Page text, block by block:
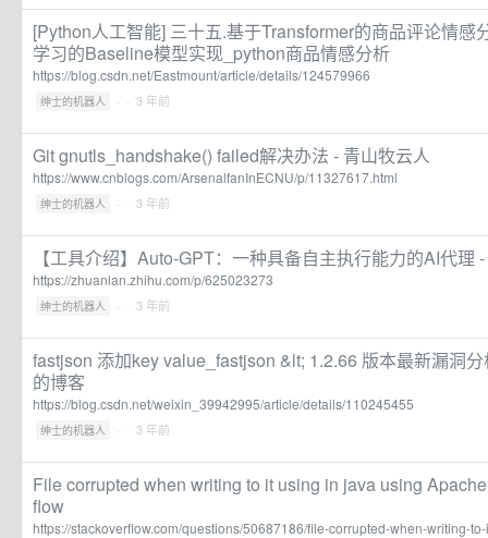
[Python人工智能] 三十五.基于Transformer的商品评论情感
学习的Baseline模型实现_python商品情感分析
https://blog.csdn.net/Eastmount/article/details/124579966
绅士的机器人 · · 3 年前
Git gnutls_handshake() failed解决办法 - 青山牧云人
https://www.cnblogs.com/ArsenalfanInECNU/p/11327617.html
绅士的机器人 · · 3 年前
【工具介绍】Auto-GPT：一种具备自主执行能力的AI代理 -
https://zhuanlan.zhihu.com/p/625023273
绅士的机器人 · · 3 年前
fastjson 添加key value_fastjson &lt; 1.2.66 版本最新漏洞
的博客
https://blog.csdn.net/weixin_39942995/article/details/110245455
绅士的机器人 · · 3 年前
File corrupted when writing to it using in java using
flow
https://stackoverflow.com/questions/50687186/file-corrupted-when-writing-